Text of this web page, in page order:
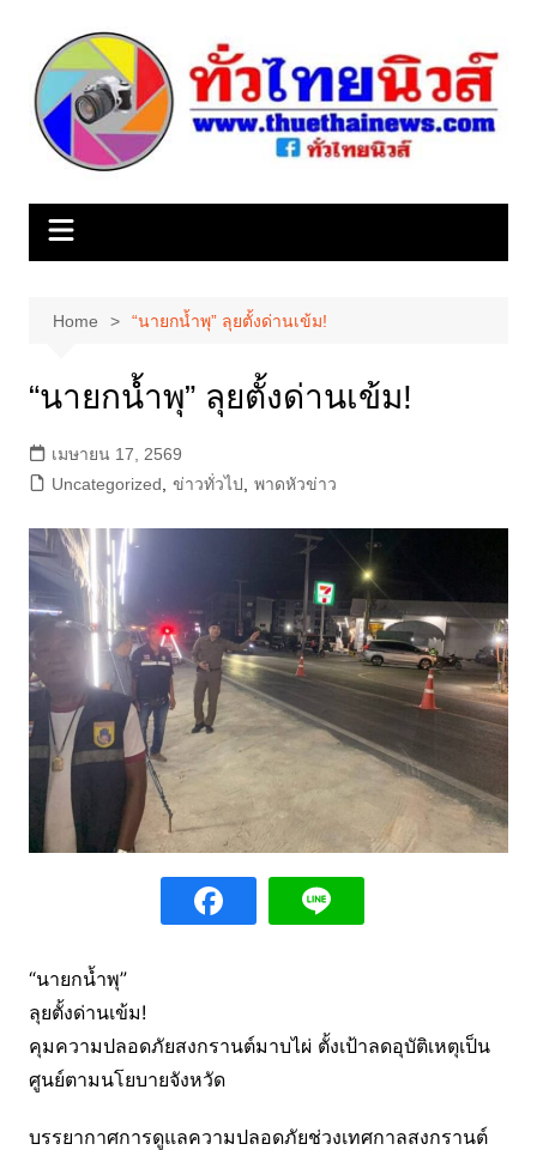
content
Home “นายกน้ำพุ” ลุยตั้งด่านเข้ม!
“นายกน้ำพุ” ลุยตั้งด่านเข้ม!
เมษายน 17, 2569
Uncategorized
ข่าวทั่วไป พาดหัวข่าว
“นายกน้ำพุ”
ลุยตั้งด่านเข้ม!
คุมความปลอดภัยสงกรานต์มาบไผ่ ตั้งเป้าลดอุบัติเหตุเป็น
ศูนย์ตามนโยบายจังหวัด
บรรยากาศการดูแลความปลอดภัยช่วงเทศกาลสงกรานต์